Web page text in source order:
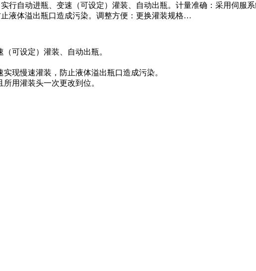
行自动进瓶、变速（可设定）灌装、自动出瓶。计量准确：采用伺服
液体溢出瓶口造成污染。调整方便：更换灌装规格…
可设定）灌装、自动出瓶。
慢速灌装，防止液体溢出瓶口造成污染。
用灌装头一次更改到位。